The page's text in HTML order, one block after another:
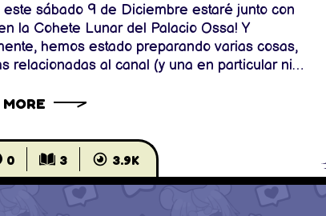
este sábado 9 de Diciembre estaré junto con
la Cohete Lunar del Palacio Ossa! Y
hemos estado preparando varias cosas,
relacionadas al canal (y una en particular ni
Primero: Tríptico gratuito del canal! Pos sí,
0 3 3.9K